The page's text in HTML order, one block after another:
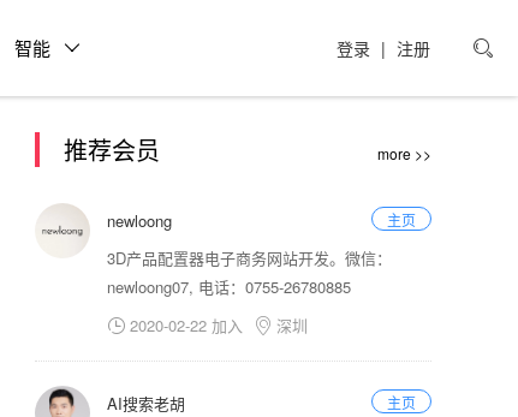

登录 | 注册
智能
推荐会员 more >>
主页
newloong
3D产品配置器电子商务网站开发。微信：
newloong07, 电话：0755-26780885
 2020-02-22 加入  深圳
主页
AI搜索老胡